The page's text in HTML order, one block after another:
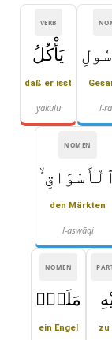
l-
VERB
يَأْكُلُ
daß er isst
yakulu
NOMEN
ٱلْأَسْوَاقِ ۙ
den Märkten
l-aswāqi
zu
NOMEN
مَلَكٌۭ
ein Engel